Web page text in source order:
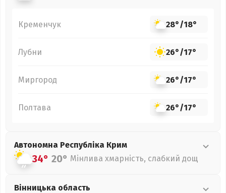
Кременчук 28°/18°
Лубни 26°/17°
Миргород 26°/17°
Полтава 26°/17°
Автономна Республіка Крим
34° 20° Мінлива хмарність, слабкий дощ
Вінницька область